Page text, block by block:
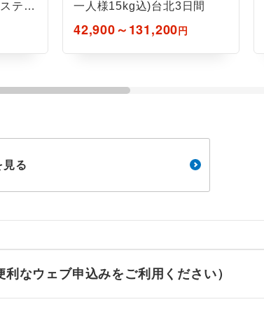
テー
一人様15kg込)台北3日間
42,900～131,200円
見る
なウェブ申込みをご利用ください）